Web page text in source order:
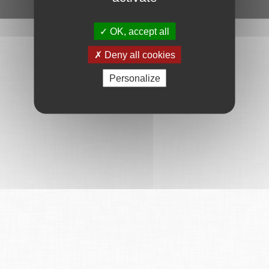
OK, accept all
Deny all cookies
Personalize
Ce service est proposé par